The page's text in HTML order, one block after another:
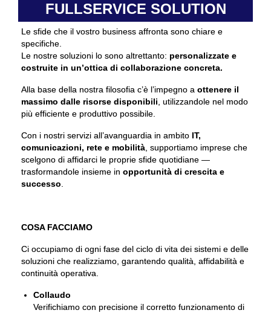
PRIVACY
CONTATTI
FULLSERVICE SOLUTION
Le sfide che il vostro business affronta sono chiare e
specifiche.
Le nostre soluzioni lo sono altrettanto: personalizzate e
costruite in un’ottica di collaborazione concreta.
Alla base della nostra filosofia c’è l’impegno a ottenere il
massimo dalle risorse disponibili , utilizzandole nel modo
più efficiente e produttivo possibile.
Con i nostri servizi all’avanguardia in ambito IT,
comunicazioni, rete e mobilità , supportiamo imprese che
scelgono di affidarci le proprie sfide quotidiane —
trasformandole insieme in opportunità di crescita e
successo
COSA FACCIAMO
Ci occupiamo di ogni fase del ciclo di vita dei sistemi e delle
soluzioni che realizziamo, garantendo qualità, affidabilità e
continuità operativa.
Collaudo
Verifichiamo con precisione il corretto funzionamento di